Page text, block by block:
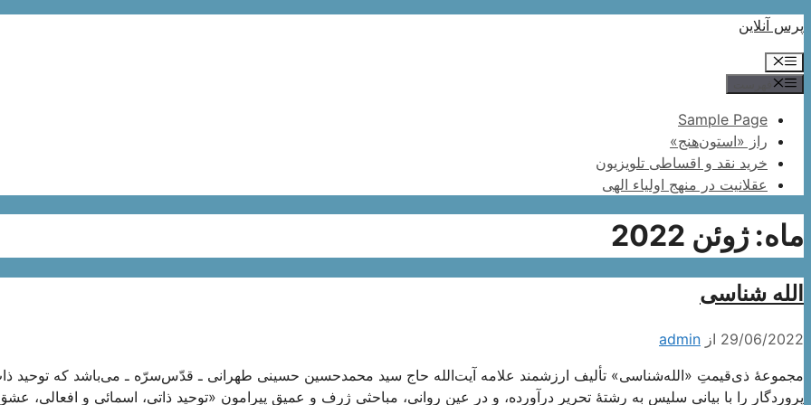
پرش
محتوا
پرس آنلاین
فهرست
Sample Page
راز «استون‌هنج»
خرید نقد و اقساطی تلویزیون
عقلانیت در منهج اولیاء الهی
ماه:ژوئن 2022
الله‌ شناسی
29/06/2022 از admin
مجموعۀ ذی‌قیمتِ «الله‌شناسی» تألیف ارزشمند علامه آیت‌الله حاج سید محمد‌حسین حسینی طهرانی ـ قدّس‌سرّه ـ می‌باشد که توحید
پروردگار را با بیانی سلیس به رشتۀ تحریر درآورده، و در عین روانی، مباحثی ژرف و عمیق پیرامونِ «توحید ذاتی، اسمائی و افعالی،